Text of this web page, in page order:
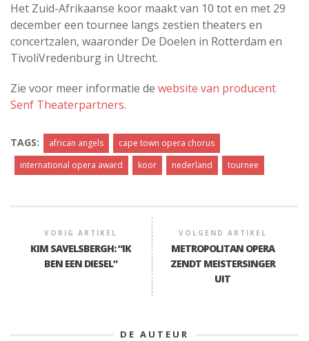
Het Zuid-Afrikaanse koor maakt van 10 tot en met 29
december een tournee langs zestien theaters en
concertzalen, waaronder De Doelen in Rotterdam en
TivoliVredenburg in Utrecht.
Zie voor meer informatie de website van producent
Senf Theaterpartners.
TAGS: african angels
cape town opera chorus
international opera award
koor nederland tournee
VORIG ARTIKEL
KIM SAVELSBERGH: “IK
BEN EEN DIESEL”
VOLGEND ARTIKEL
METROPOLITAN OPERA
ZENDT MEISTERSINGER
UIT
DE AUTEUR